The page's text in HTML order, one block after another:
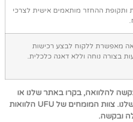
ותקופת ההחזר מותאמים אישית לצרכי
מאפשרת ללקוח לבצע רכישות
בצורה נוחה וללא דאגה כלכלית.
להלוואה, בקרו באתר שלנו או
התקשרו למוקד השירות שלנו. צוות המומחים של UFU הלוואות
ובקשה.